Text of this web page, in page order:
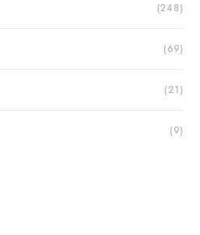
(248)
(69)
(21)
(9)